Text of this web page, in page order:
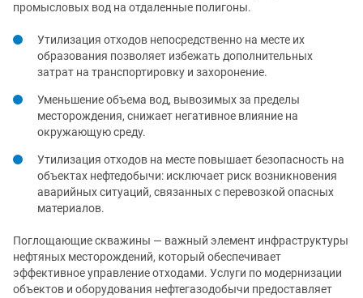
промысловых вод на отдаленные полигоны.
Утилизация отходов непосредственно на месте их
образования позволяет избежать дополнительных
затрат на транспортировку и захоронение.
Уменьшение объема вод, вывозимых за пределы
месторождения, снижает негативное влияние на
окружающую среду.
Утилизация отходов на месте повышает безопасность на
объектах нефтедобычи: исключает риск возникновения
аварийных ситуаций, связанных с перевозкой опасных
материалов.
Поглощающие скважины — важный элемент инфраструктуры
нефтяных месторождений, который обеспечивает
эффективное управление отходами. Услуги по модернизации
объектов и оборудования нефтегазодобычи предоставляет